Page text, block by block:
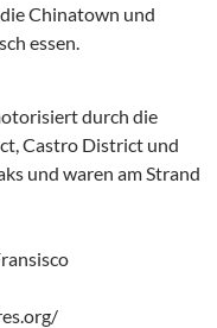
Chinatown und
essen.
durch die
Castro District und
und waren am Strand